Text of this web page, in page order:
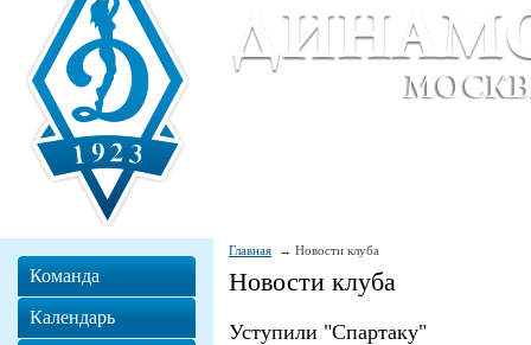
Главная Новости клуба
Новости клуба
Уступили "Спартаку"
Команда
Календарь